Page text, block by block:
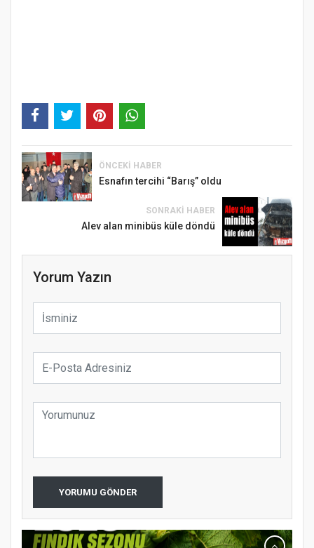
ÖNCEKI HABER
Esnafın tercihi “Barış” oldu
SONRAKI HABER
Alev alan minibüs küle döndü
Yorum Yazın
YORUMU GÖNDER